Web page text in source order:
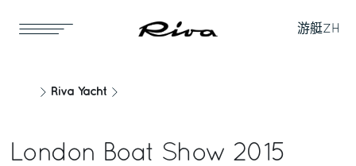
游艇ZH
Riva Yacht
London Boat Show 2015